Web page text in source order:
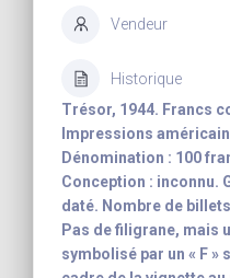
Vendeur
Historique
Trésor, 1944. Francs
Impressions
Dénomination : 100
Conception : inconnu.
daté. Nombre de
Pas de filigrane, mais
symbolisé par un « F »